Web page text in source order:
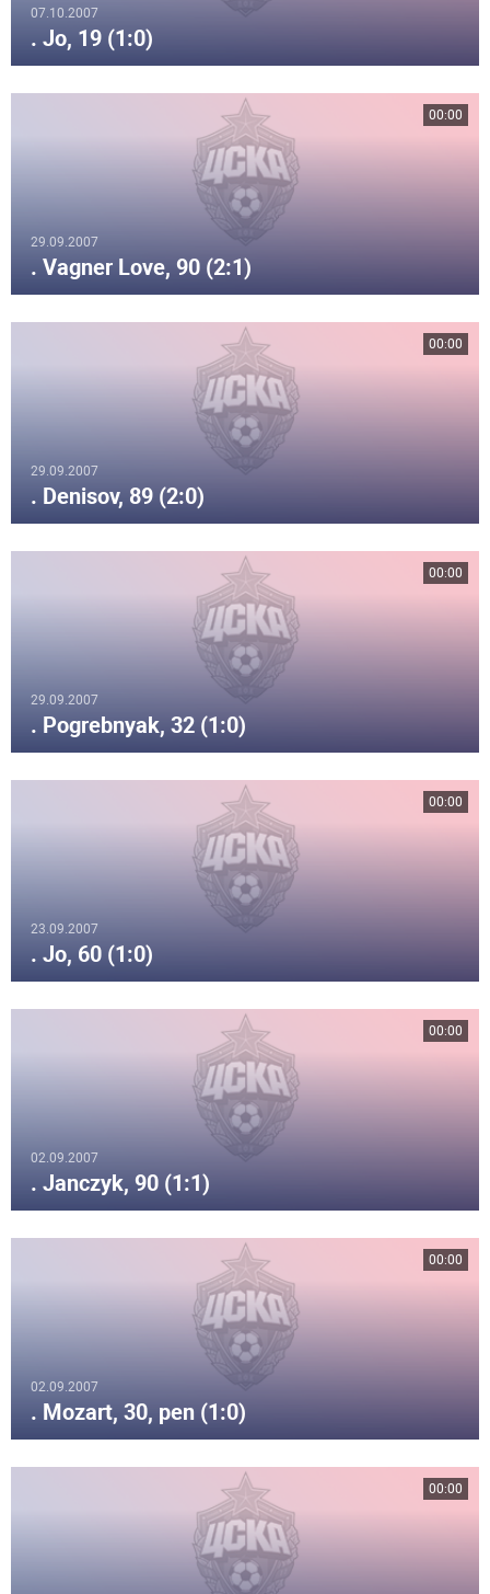
07.10.2007
. Jo, 19 (1:0)
29.09.2007
. Vagner Love, 90 (2:1)
00:00
29.09.2007
. Denisov, 89 (2:0)
00:00
29.09.2007
. Pogrebnyak, 32 (1:0)
00:00
23.09.2007
. Jo, 60 (1:0)
00:00
02.09.2007
. Janczyk, 90 (1:1)
00:00
02.09.2007
. Mozart, 30, pen (1:0)
00:00
00:00